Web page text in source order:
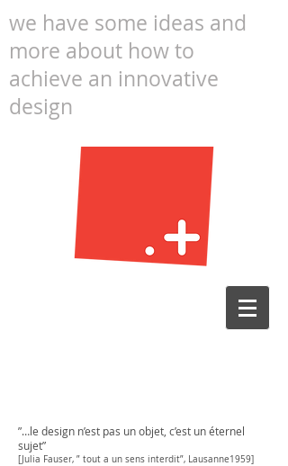
we have some ideas and
more about how to
achieve an innovative
design
”…le design n’est pas un objet, c’est un éternel
sujet”
[Julia Fauser, ” tout a un sens interdit”, Lausanne1959]